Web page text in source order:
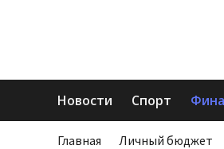
Новости Спорт
Главная Личный бюджет